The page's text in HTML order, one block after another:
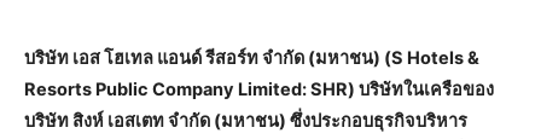
บริษัท เอส โฮเทล แอนด์ รีสอร์ท จำกัด (มหาชน) (S Hotels &
Resorts Public Company Limited: SHR) บริษัทในเครือของ
บริษัท สิงห์ เอสเตท จำกัด (มหาชน) ซึ่งประกอบธุรกิจบริหาร